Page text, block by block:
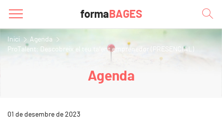
forma BAGES
Inici
Agenda
ProTalent: Descobreix el teu talent emprenedor (PRESENCIAL)
Agenda
01 de desembre de 2023